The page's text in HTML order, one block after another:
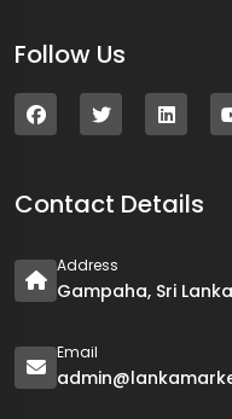
Follow Us
Contact Details
Address
Gampaha, Sri Lanka
Email